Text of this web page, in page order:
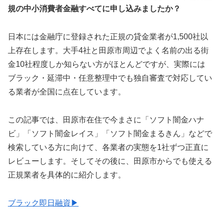
規の中小消費者金融すべてに申し込みましたか？
日本には金融庁に登録された正規の貸金業者が1,500社以
上存在します。大手4社と田原市周辺でよく名前の出る街
金10社程度しか知らない方がほとんどですが、実際には
ブラック・延滞中・任意整理中でも独自審査で対応してい
る業者が全国に点在しています。
この記事では、田原市在住で今まさに「ソフト闇金ハナ
ビ」「ソフト闇金レイス」「ソフト闇金まるきん」などで
検索している方に向けて、各業者の実態を1社ずつ正直に
レビューします。そしてその後に、田原市からでも使える
正規業者を具体的に紹介します。
ブラック即日融資▶